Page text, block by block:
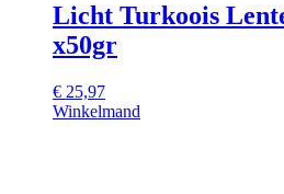
Licht Turkoois
x50gr
€ 25,97
Winkelmand